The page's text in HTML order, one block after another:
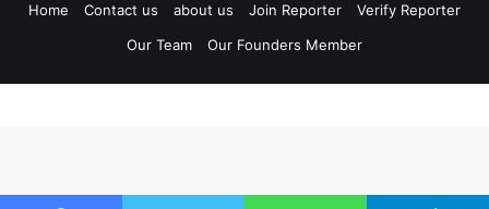
Home
Contact us about us Join Reporter
Verify Reporter
Our Team
Our Founders Member